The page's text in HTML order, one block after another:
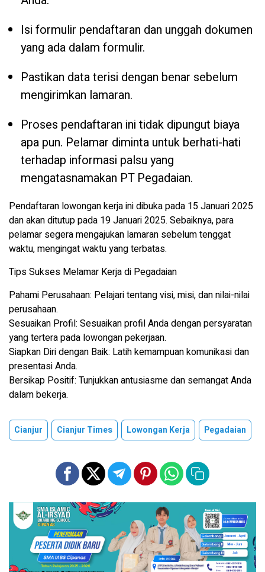
Isi formulir pendaftaran dan unggah dokumen
yang ada dalam formulir.
Pastikan data terisi dengan benar sebelum
mengirimkan lamaran.
Proses pendaftaran ini tidak dipungut biaya
apa pun. Pelamar diminta untuk berhati-hati
terhadap informasi palsu yang
mengatasnamakan PT Pegadaian.
Pendaftaran lowongan kerja ini dibuka pada 15 Januari 2025
dan akan ditutup pada 19 Januari 2025. Sebaiknya, para
pelamar segera mengajukan lamaran sebelum tenggat
waktu, mengingat waktu yang terbatas.
Tips Sukses Melamar Kerja di Pegadaian
Pahami Perusahaan: Pelajari tentang visi, misi, dan nilai-nilai
perusahaan.
Sesuaikan Profil: Sesuaikan profil Anda dengan persyaratan
yang tertera pada lowongan pekerjaan.
Siapkan Diri dengan Baik: Latih kemampuan komunikasi dan
presentasi Anda.
Bersikap Positif: Tunjukkan antusiasme dan semangat Anda
dalam bekerja.
Cianjur Cianjur Times Lowongan Kerja Pegadaian